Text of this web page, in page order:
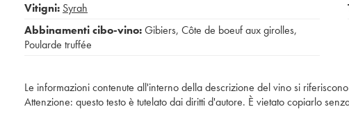
Vitigni: Syrah
Abbinamenti cibo-vino:Gibiers, Côte de boeuf aux girolles,
Poularde truffée
Le informazioni contenute all'interno della descrizione del vino si
Attenzione: questo testo è tutelato dai diritti d'autore. È vietato copiarlo